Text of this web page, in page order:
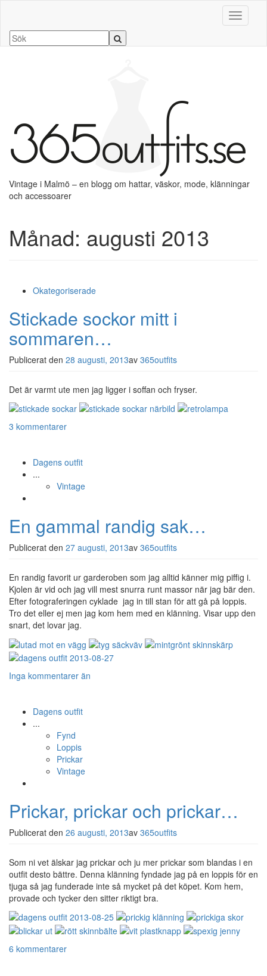
Slå på/
Vintage i Malmö – en blogg om hattar, väskor, mode, klänningar
och accessoarer
Månad: augusti 2013
Okategoriserade
Stickade sockor mitt i
sommaren…
Publicerat den 28 augusti, 2013av 365outfits
Det är varmt ute men jag ligger i soffan och fryser.
3 kommentarer
Dagens outfit
...
Vintage
En gammal randig sak…
Publicerat den 27 augusti, 2013av 365outfits
En randig favorit ur garderoben som jag alltid känner mig piffig i.
Kjolen är vid och jag vill mest snurra runt massor när jag bär den.
Efter fotograferingen cyklade jag in till stan för att gå på loppis.
Tro det eller ej men jag kom hem med en klänning. Visar upp den
snart, det lovar jag.
Inga kommentarer än
Dagens outfit
...
Fynd
Loppis
Prickar
Vintage
Prickar, prickar och prickar…
Publicerat den 26 augusti, 2013av 365outfits
Som ni vet älskar jag prickar och ju mer prickar som blandas i en
outfit desto bättre. Denna klänning fyndade jag på en loppis för en
tjuga så jag funderade inte så mycket på det köpet. Kom hem,
provade och tycker den sitter riktigt bra.
6 kommentarer